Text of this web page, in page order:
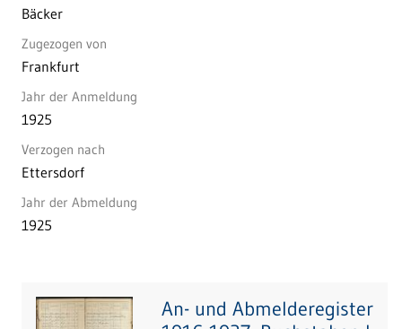
Bäcker
Zugezogen von
Frankfurt
Jahr der Anmeldung
1925
Verzogen nach
Ettersdorf
Jahr der Abmeldung
1925
An- und Abmelderegister